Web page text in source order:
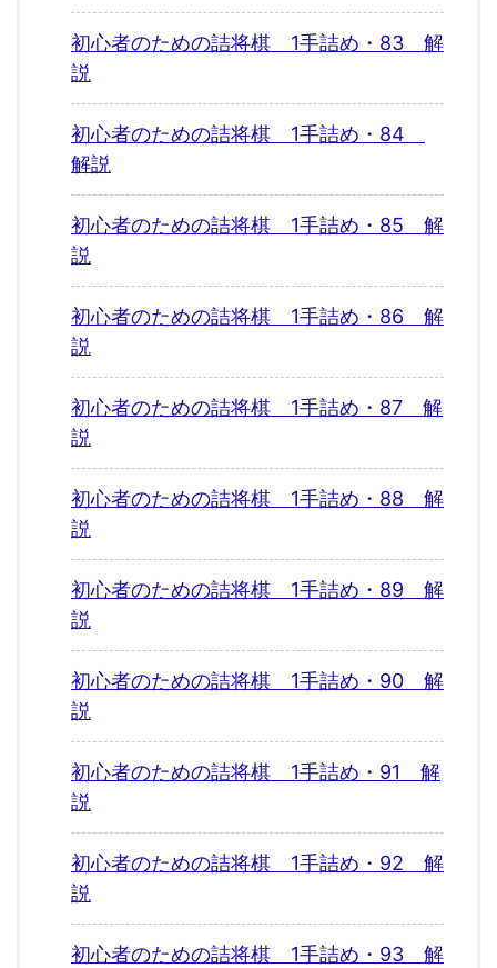
初心者のための詰将棋 1手詰め・83 解
説
初心者のための詰将棋 1手詰め・84
解説
初心者のための詰将棋 1手詰め・85 解
説
初心者のための詰将棋 1手詰め・86 解
説
初心者のための詰将棋 1手詰め・87 解
説
初心者のための詰将棋 1手詰め・88 解
説
初心者のための詰将棋 1手詰め・89 解
説
初心者のための詰将棋 1手詰め・90 解
説
初心者のための詰将棋 1手詰め・91 解
説
初心者のための詰将棋 1手詰め・92 解
説
初心者のための詰将棋 1手詰め・93 解